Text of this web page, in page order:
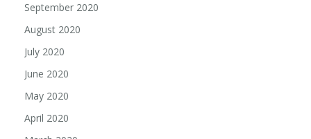
September 2020
August 2020
July 2020
June 2020
May 2020
April 2020